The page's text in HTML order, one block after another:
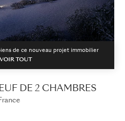
de ce nouveau projet immobilier
VOIR TOUT
DE 2 CHAMBRES